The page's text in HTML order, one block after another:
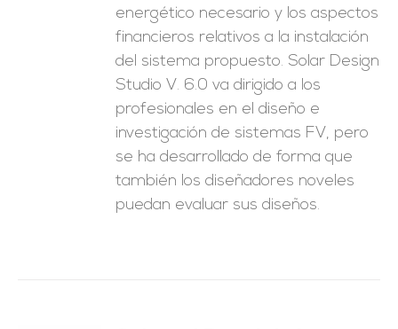
energético necesario y los aspectos
financieros relativos a la instalación
del sistema propuesto. Solar Design
Studio V. 6.0 va dirigido a los
profesionales en el diseño e
investigación de sistemas FV, pero
se ha desarrollado de forma que
también los diseñadores noveles
puedan evaluar sus diseños.